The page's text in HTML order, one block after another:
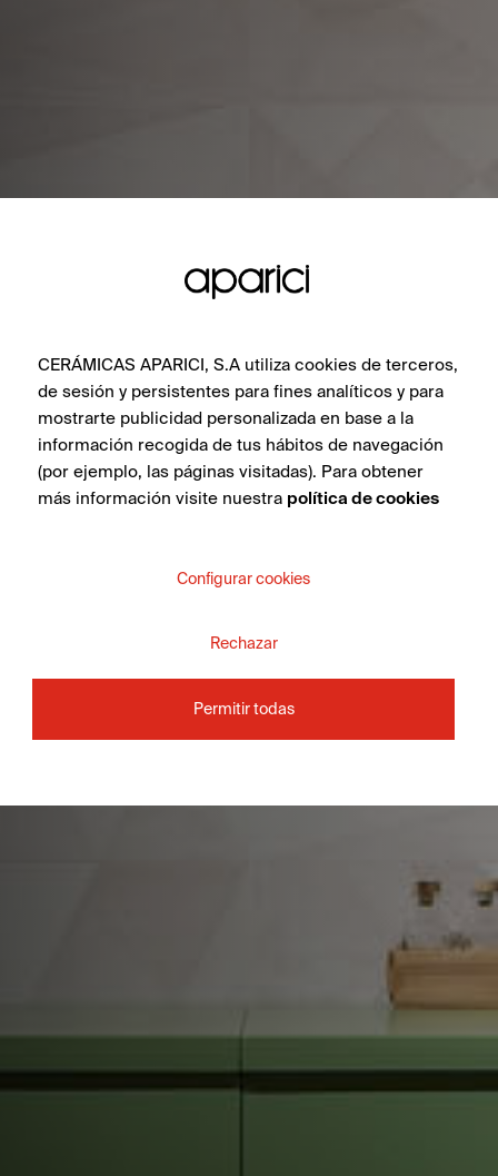
CERÁMICAS APARICI, S.A utiliza cookies de terceros,
de sesión y persistentes para fines analíticos y para
mostrarte publicidad personalizada en base a la
información recogida de tus hábitos de navegación
(por ejemplo, las páginas visitadas). Para obtener
más información visite nuestra política de cookies
Configurar cookies
Rechazar
Permitir todas